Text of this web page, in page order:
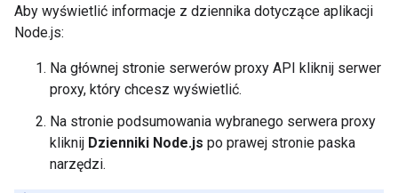
Aby wyświetlić informacje z dziennika dotyczące aplikacji
Node.js:
Na głównej stronie serwerów proxy API kliknij serwer
proxy, który chcesz wyświetlić.
Na stronie podsumowania wybranego serwera proxy
kliknij Dzienniki Node.js po prawej stronie paska
narzędzi.